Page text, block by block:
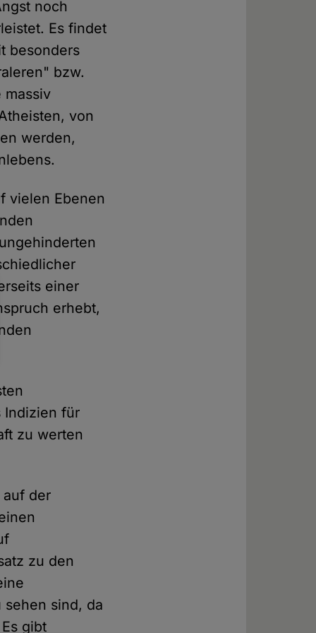
noch
Es findet
besonders
bzw.
massiv
von
werden,
vielen Ebenen
einer
erhebt,
Indizien für
zu werten
auf der
zu den
sehen sind, da
gibt